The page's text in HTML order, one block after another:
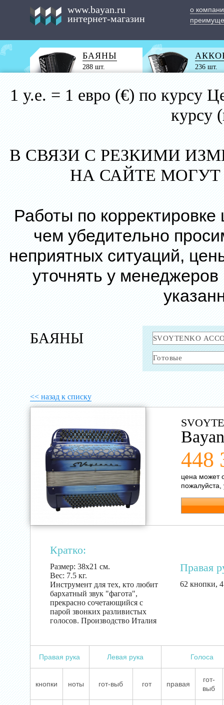
www.bayan.ru
интернет-магазин
о
БАЯНЫ
288 шт. 236 шт.
1 у.е. = 1 евро (€) по курсу
курсу
В СВЯЗИ С РЕЗКИМИ
НА САЙТЕ
Работы по
чем убедительно
неприятных ситуаций,
уточнять у
БАЯНЫ
<< назад к списку
448
цена может
пожалуйста,
Кратко:
Размер: 38х21 см.
Вес: 7.5 кг.
Инструмент для тех, кто любит
бархатный звук "фагота",
прекрасно сочетающийся с
парой звонких разливистых
голосов. Производство Италия
Правая
62 кнопки,
Правая рука Левая рука Голоса
кнопки ноты гот-выб гот правая
гот-
выб